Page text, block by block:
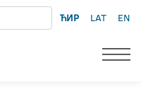
ЋИР LAT EN